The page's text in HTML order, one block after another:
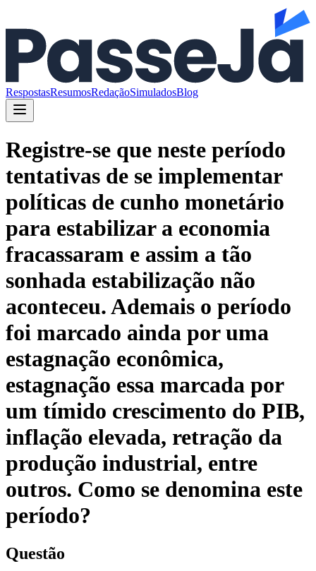
RespostasResumosRedaçãoSimuladosBlog
Registre-se que neste período
tentativas de se implementar
políticas de cunho monetário
para estabilizar a economia
fracassaram e assim a tão
sonhada estabilização não
aconteceu. Ademais o período
foi marcado ainda por uma
estagnação econômica,
estagnação essa marcada por
um tímido crescimento do PIB,
inflação elevada, retração da
produção industrial, entre
outros. Como se denomina este
período?
Questão